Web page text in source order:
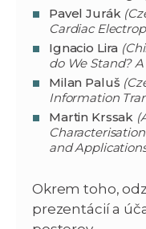
Pavel Jurák
Cardiac
Ignacio Lira
do We Stand?
Milan Paluš
Information
Martin Krssak
and
Okrem toho,
prezentácií a